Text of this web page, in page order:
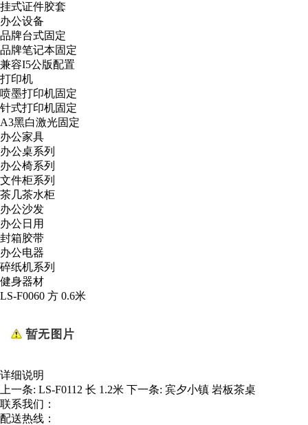
挂式证件胶套
办公设备
品牌台式固定
品牌笔记本固定
兼容I5公版配置
打印机
喷墨打印机固定
针式打印机固定
A3黑白激光固定
办公家具
办公桌系列
办公椅系列
文件柜系列
茶几茶水柜
办公沙发
办公日用
封箱胶带
办公电器
碎纸机系列
健身器材
LS-F0060 方 0.6米
详细说明
上一条: LS-F0112 长 1.2米 下一条: 宾夕小镇 岩板茶桌
联系我们：
配送热线：